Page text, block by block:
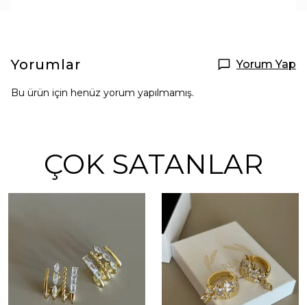
Yorumlar Yorum Yap
Bu ürün için henüz yorum yapılmamış.
ÇOK SATANLAR